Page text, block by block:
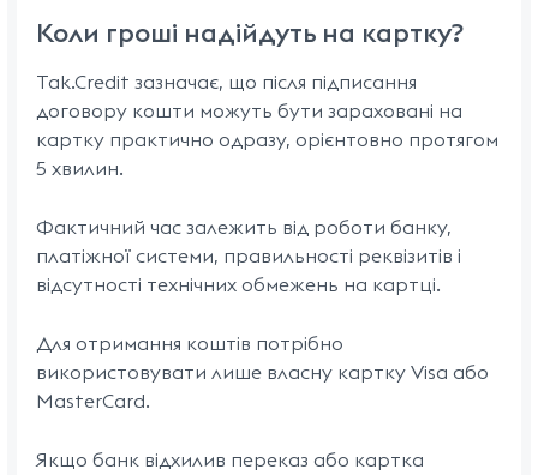
Коли гроші надійдуть на картку?
Tak.Credit зазначає, що після підписання
договору кошти можуть бути зараховані на
картку практично одразу, орієнтовно протягом
5 хвилин.
Фактичний час залежить від роботи банку,
платіжної системи, правильності реквізитів і
відсутності технічних обмежень на картці.
Для отримання коштів потрібно
використовувати лише власну картку Visa або
MasterCard.
Якщо банк відхилив переказ або картка